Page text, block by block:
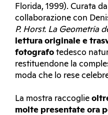
Florida, 1999). Curata
collaborazione con
P. Horst. La Geometria
lettura originale e
fotografo tedesco
restituendone la
moda che lo rese
La mostra raccoglie
molte presentate ora